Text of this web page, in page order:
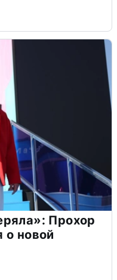
Прохор
о новой